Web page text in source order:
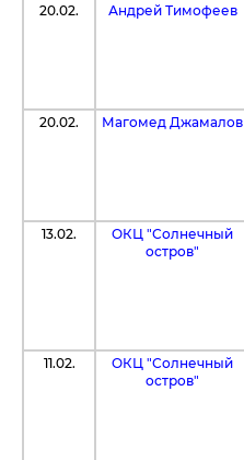
20.02.
Андрей Тимофеев
20.02.
Магомед Джамалов
13.02.
ОКЦ "Солнечный
остров"
11.02.
ОКЦ "Солнечный
остров"